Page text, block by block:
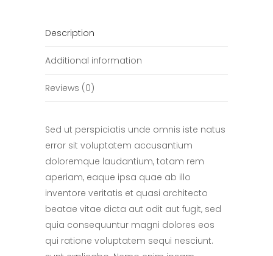
Description
Additional information
Reviews (0)
Sed ut perspiciatis unde omnis iste natus
error sit voluptatem accusantium
doloremque laudantium, totam rem
aperiam, eaque ipsa quae ab illo
inventore veritatis et quasi architecto
beatae vitae dicta aut odit aut fugit, sed
quia consequuntur magni dolores eos
qui ratione voluptatem sequi nesciunt.